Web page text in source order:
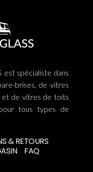
est spécialiste dans
brises, de vitres
et de vitres de toits
tous types de
& RETOURS
FAQ